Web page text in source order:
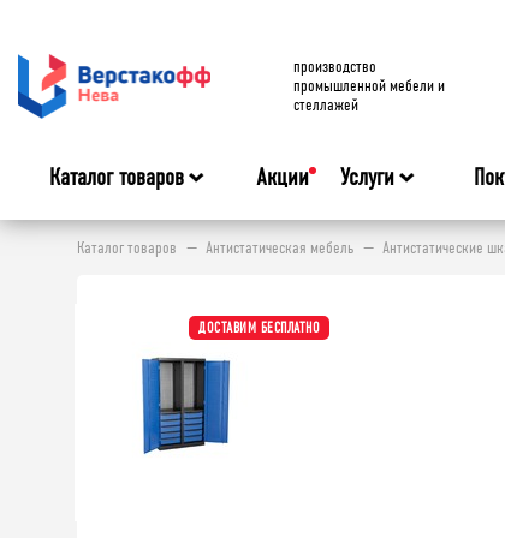
производство
промышленной мебели и
стеллажей
Каталог товаров Акции Услуги
Каталог товаров Антистатическая мебель Антистатические
ДОСТАВИМ БЕСПЛАТНО